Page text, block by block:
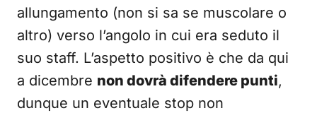
allungamento (non si sa se muscolare o
altro) verso l’angolo in cui era seduto il
suo staff. L’aspetto positivo è che da qui
a dicembre non dovrà difendere punti,
dunque un eventuale stop non